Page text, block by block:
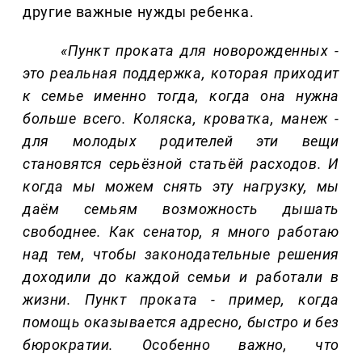
другие важные нужды ребенка.
«Пункт проката для новорожденных -
это реальная поддержка, которая приходит
к семье именно тогда, когда она нужна
больше всего. Коляска, кроватка, манеж -
для молодых родителей эти вещи
становятся серьёзной статьёй расходов. И
когда мы можем снять эту нагрузку, мы
даём семьям возможность дышать
свободнее. Как сенатор, я много работаю
над тем, чтобы законодательные решения
доходили до каждой семьи и работали в
жизни. Пункт проката - пример, когда
помощь оказывается адресно, быстро и без
бюрократии. Особенно важно, что